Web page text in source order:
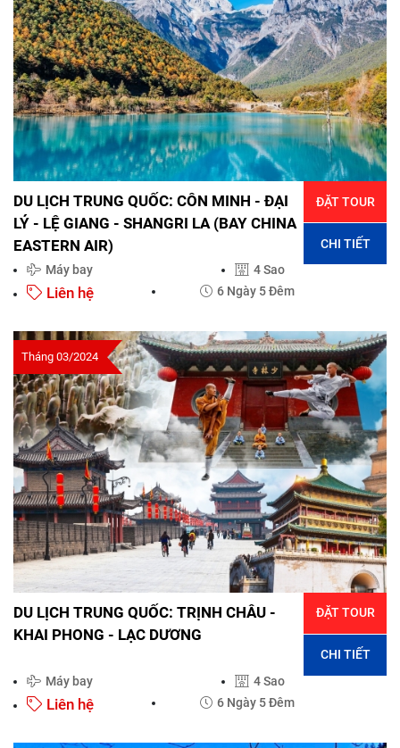
DU LỊCH TRUNG QUỐC: CÔN MINH - ĐẠI
LÝ - LỆ GIANG - SHANGRI LA (BAY CHINA
EASTERN AIR)
Máy bay 4 Sao
Liên hệ 6 Ngày 5 Đêm
ĐẶT TOUR
CHI TIẾT
Tháng 03/2024
DU LỊCH TRUNG QUỐC: TRỊNH CHÂU -
KHAI PHONG - LẠC DƯƠNG
Máy bay 4 Sao
Liên hệ 6 Ngày 5 Đêm
ĐẶT TOUR
CHI TIẾT